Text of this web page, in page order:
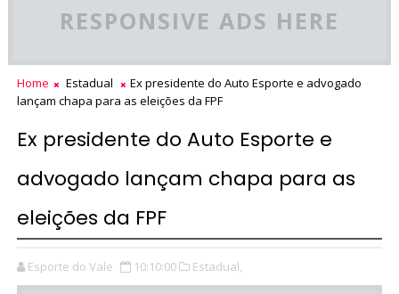
RESPONSIVE ADS HERE
Home Estadual
Ex presidente do Auto Esporte e advogado
lançam chapa para as eleições da FPF
Ex presidente do Auto Esporte e
advogado lançam chapa para as
eleições da FPF
Esporte do Vale 10:10:00 Estadual,